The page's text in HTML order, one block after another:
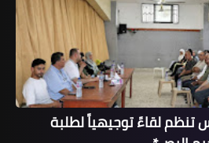
محكمة شحيم الشرعية
بعد الانتهاء من
لقاءً توجيهياً لطلبة